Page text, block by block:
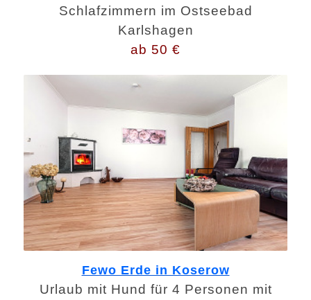
Schlafzimmern im Ostseebad
Karlshagen
ab 50 €
Fewo Erde in Koserow
Urlaub mit Hund für 4 Personen mit